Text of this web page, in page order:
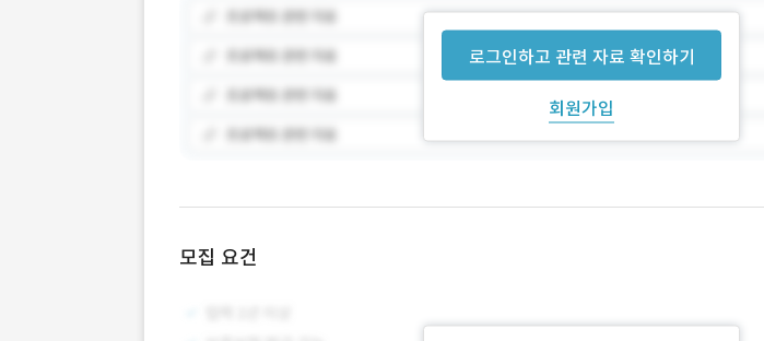
로그인하고 관련 자료 확인하기
회원가입
모집 요건